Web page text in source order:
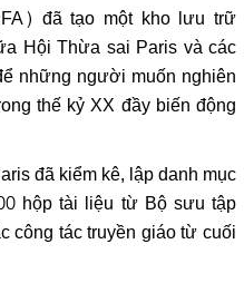
đã tạo một kho lưu trữ
Hội Thừa sai Paris và các
những người muốn nghiên
thế kỷ XX đầy biến động
đã kiểm kê, lập danh mục
hộp tài liệu từ Bộ sưu tập
công tác truyền giáo từ cuối